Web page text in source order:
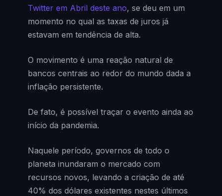
Twitter em Abril deste ano, se deu em um
momento no qual as taxas de juros já
estavam em tendência de alta.
O movimento é uma reação natural de
bancos centrais ao redor do mundo dada a
inflação persistente.
De fato, é possível traçar o evento ainda ao
início da pandemia.
Naquele período, governos de todo o
planeta inundaram o mercado com
recursos novos, levando a criação de até
40% dos dólares existentes nestes últimos